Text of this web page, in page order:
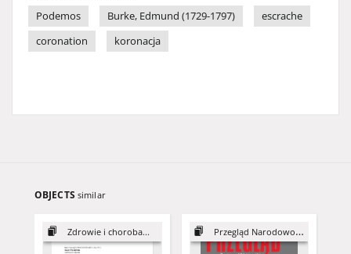
Podemos
Burke, Edmund (1729-1797)
escrache
coronation
koronacja
OBJECTS similar
Zdrowie i choroba... Przegląd Narodowościowy, 5